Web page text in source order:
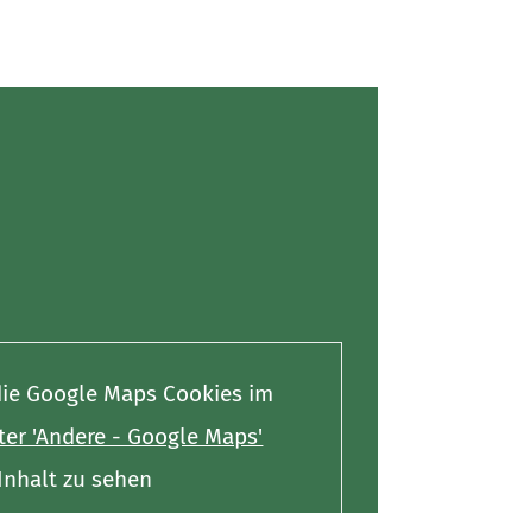
Google Maps Cookies im
'Andere - Google Maps'
zu sehen